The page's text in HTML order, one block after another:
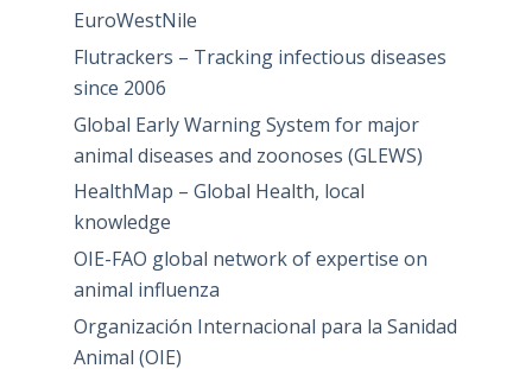
EuroWestNile
Flutrackers – Tracking infectious diseases
since 2006
Global Early Warning System for major
animal diseases and zoonoses (GLEWS)
HealthMap – Global Health, local
knowledge
OIE-FAO global network of expertise on
animal influenza
Organización Internacional para la Sanidad
Animal (OIE)